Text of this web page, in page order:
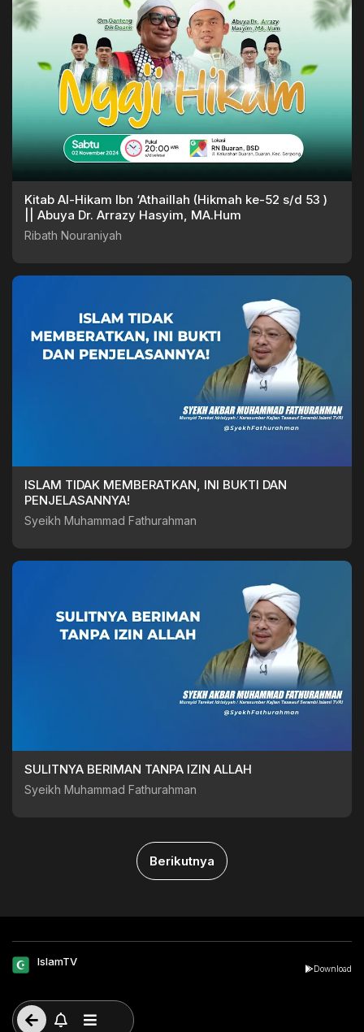
Kitab Al-Hikam Ibn ‘Athaillah (Hikmah ke-52 s/d 53 )
|| Abuya Dr. Arrazy Hasyim, MA.Hum
Ribath Nouraniyah
ISLAM TIDAK MEMBERATKAN, INI BUKTI DAN
PENJELASANNYA!
Syeikh Muhammad Fathurahman
SULITNYA BERIMAN TANPA IZIN ALLAH
Syeikh Muhammad Fathurahman
Berikutnya
IslamTV
Download